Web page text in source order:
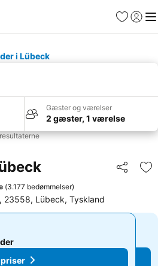
Favoritter
Log ind
i Lübeck
Gæster og værelser
2 gæster, 1 værelse
Del
(3.177 bedømmelser)
23558, Lübeck, Tyskland
Se priser
priser